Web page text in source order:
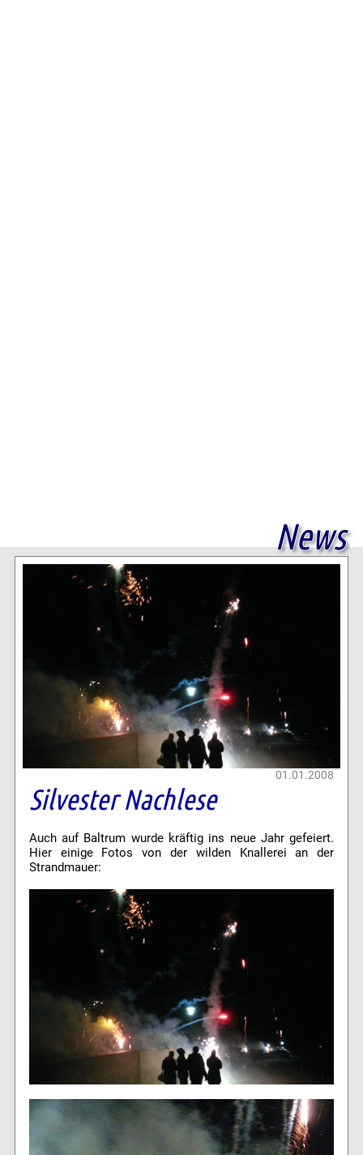
News
01.01.2008
Silvester Nachlese
Auch auf Baltrum wurde kräftig ins neue Jahr gefeiert.
Hier einige Fotos von der wilden Knallerei an der
Strandmauer: